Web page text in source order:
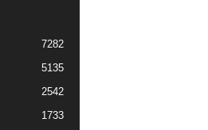
7282
5135
2542
1733